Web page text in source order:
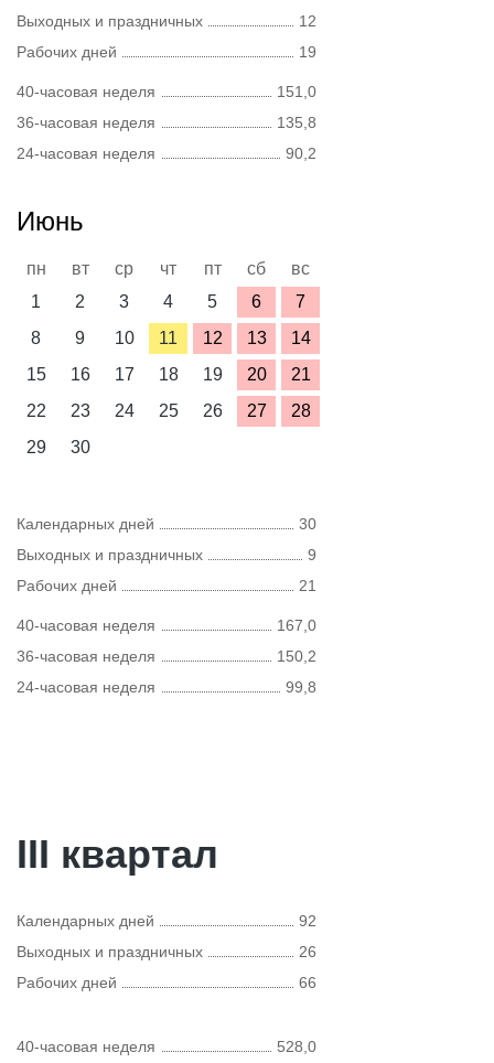
Выходных и праздничных
12
Рабочих дней
19
40-часовая неделя
151,0
36-часовая неделя
135,8
24-часовая неделя
90,2
Июнь
пн вт ср чт пт сб
вс
1
2 3 4 5 6
7
8
9 10 11 12 13
14
15
16 17 18 19 20
21
22
23 24 25 26 27
28
29
30
Календарных дней
30
Выходных и праздничных
9
Рабочих дней
21
40-часовая неделя
167,0
36-часовая неделя
150,2
24-часовая неделя
99,8
III квартал
Календарных дней
92
Выходных и праздничных
26
Рабочих дней
66
40-часовая неделя 528,0